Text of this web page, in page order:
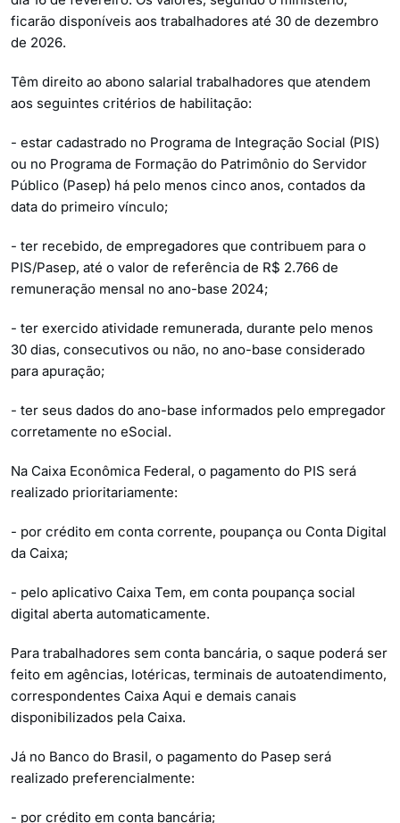
ficarão disponíveis aos trabalhadores até 30 de dezembro
de 2026.
Têm direito ao abono salarial trabalhadores que atendem
aos seguintes critérios de habilitação:
- estar cadastrado no Programa de Integração Social (PIS)
ou no Programa de Formação do Patrimônio do Servidor
Público (Pasep) há pelo menos cinco anos, contados da
data do primeiro vínculo;
- ter recebido, de empregadores que contribuem para o
PIS/Pasep, até o valor de referência de R$ 2.766 de
remuneração mensal no ano-base 2024;
- ter exercido atividade remunerada, durante pelo menos
30 dias, consecutivos ou não, no ano-base considerado
para apuração;
- ter seus dados do ano-base informados pelo empregador
corretamente no eSocial.
Na Caixa Econômica Federal, o pagamento do PIS será
realizado prioritariamente:
- por crédito em conta corrente, poupança ou Conta Digital
da Caixa;
- pelo aplicativo Caixa Tem, em conta poupança social
digital aberta automaticamente.
Para trabalhadores sem conta bancária, o saque poderá ser
feito em agências, lotéricas, terminais de autoatendimento,
correspondentes Caixa Aqui e demais canais
disponibilizados pela Caixa.
Já no Banco do Brasil, o pagamento do Pasep será
realizado preferencialmente:
- por crédito em conta bancária;